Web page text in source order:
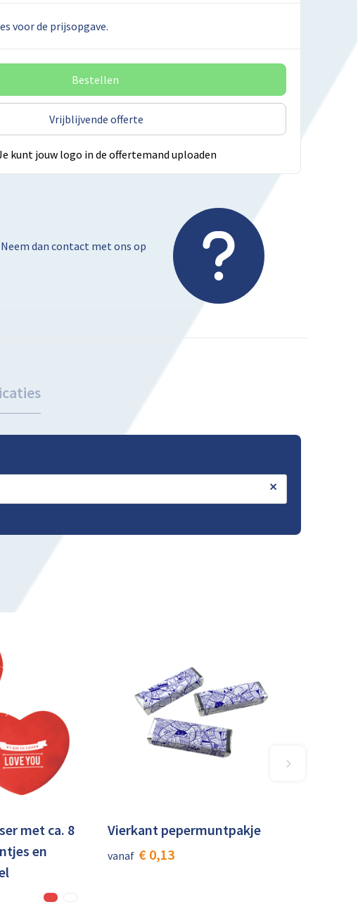
voor de prijsopgave.
Bestellen
Vrijblijvende offerte
kunt jouw logo in de offertemand uploaden
dan contact met ons op
×
met ca. 8
en
Vierkant pepermuntpakje
vanaf € 0,13